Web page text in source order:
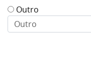
Outro